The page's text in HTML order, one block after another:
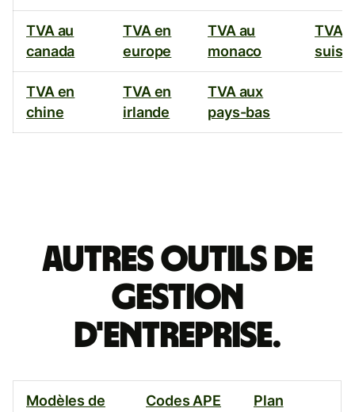
TVA au
canada
TVA en
europe
TVA au
monaco
TVA
TVA en
chine
TVA en
irlande
TVA aux
pays-bas
outils
gestion
d'entreprise.
Autres outils de
gestion
d'entreprise.
Modèles de
Codes APE
Plan